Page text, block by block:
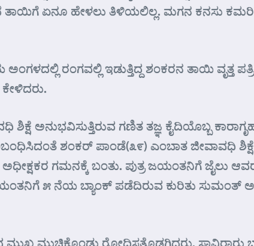
ತಾಯಿಗೆ ಏನೂ ಹೇಳಲು ತಿಳಿಯಲಿಲ್ಲ. ಮಗನ ಕನಸು
ರಂಗವಲ್ಲಿ ಇಡುತ್ತಿದ್ದ ಶಂಕರನ ತಾಯಿ ವೃತ್ತ
ಅನುಭವಿಸುತ್ತಿರುವ ಗಣಿತ ತಜ್ಞ ಕೈದಿಯೊಬ್ಬ
ಶಂಕರ್ ಪಾಂಡೆ(೩೯) ಎಂಬಾತ ಜೀವಾವಧಿ ಶಿಕ್ಷೆ
ಗಮನಕ್ಕೆ ಬಂತು. ಪುತ್ರ ಜಯಂತನಿಗೆ ಜೈಲು
೫ ನೆಯ ಬ್ಯಾಂಕ್ ಪಡೆದಿರುವ ಕುರಿತು ಸುಮಂತ್
ಮುಚ್ಚಿಕೊಂಡು ರೋಧಿಸತೊಡಗಿದರು. ಸಾವಿರಾರು